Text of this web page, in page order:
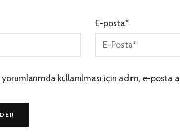
E-posta*
kullanılması için adım, e-